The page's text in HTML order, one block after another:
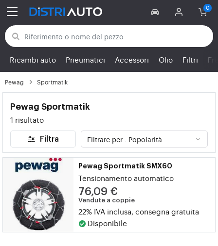
Torna alle categorie
Ricambi auto Pneumatici Accessori Olio Filtri
Pewag Sportmatik
Pewag Sportmatik
1 risultato
Filtra
Pewag Sportmatik SMX60
Tensionamento automatico
76,09 €
Vendute a coppie
22% IVA inclusa, consegna gratuita
Disponibile